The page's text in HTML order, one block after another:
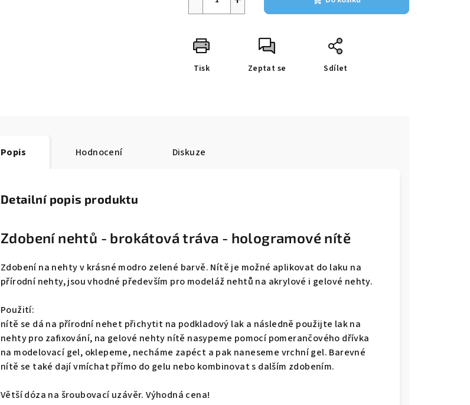
Tisk Zeptat se Sdílet
Popis Hodnocení Diskuze
Detailní popis produktu
Zdobení nehtů - brokátová tráva - hologramové nítě
Zdobení na nehty v krásné modro zelené barvě. Nítě je možné aplikovat do laku na
přírodní nehty, jsou vhodné především pro modeláž nehtů na akrylové i gelové nehty.
Použití:
nítě se dá na přírodní nehet přichytit na podkladový lak a následně použijte lak na
nehty pro zafixování, na gelové nehty nítě nasypeme pomocí pomerančového dřívka
na modelovací gel, oklepeme, necháme zapéct a pak naneseme vrchní gel. Barevné
nítě se také dají vmíchat přímo do gelu nebo kombinovat s dalším zdobením.
Větší dóza na šroubovací uzávěr. Výhodná cena!